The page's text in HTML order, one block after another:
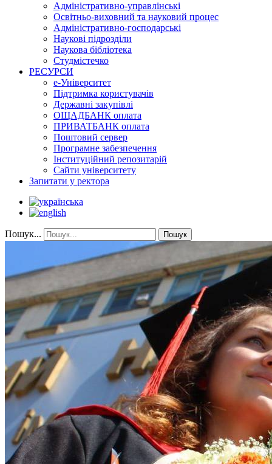
Адміністративно-управлінські
Освітньо-виховний та науковий процес
Адміністративно-господарські
Наукові підрозділи
Наукова бібліотека
Студмістечко
РЕСУРСИ
е-Університет
Підтримка користувачів
Державні закупівлі
ОЩАДБАНК оплата
ПРИВАТБАНК оплата
Поштовий сервер
Програмне забезпечення
Інституційний репозитарій
Сайти університету
Запитати у ректора
Пошук... Пошук